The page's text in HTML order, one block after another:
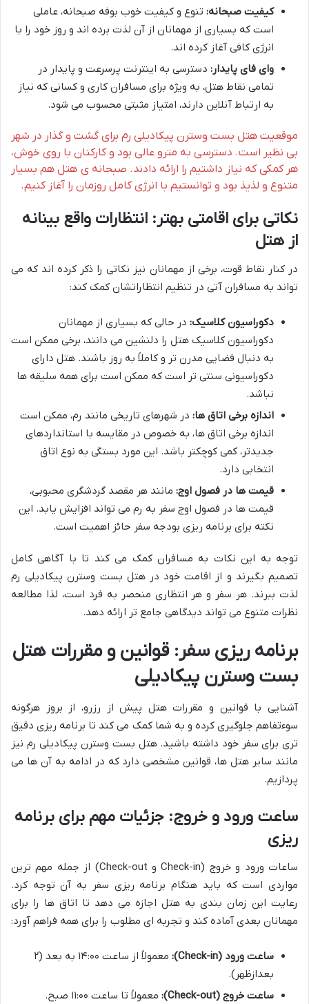
کیفیت صبحانه: تنوع و کیفیت خوب بوفه صبحانه، عاملی
است که بسیاری از مهمانان از آن لذت برده اند و روز خود را با
انرژی کافی آغاز کرده اند.
وای فای پایدار: دسترسی به اینترنت پرسرعت و پایدار در
تمامی نقاط هتل، به ویژه برای مسافران کاری و کسانی که نیاز
به ارتباط آنلاین دارند، امتیاز مثبتی محسوب می شود.
موقعیت هتل بست وسترن پیکادیلی رم برای گشت و گذار در شهر
بی نظیر است. دسترسی به مترو عالی بود و کارکنان با روی خوش،
هر کمکی که نیاز داشتیم را ارائه دادند. صبحانه ی هتل هم بسیار
متنوع و لذیذ بود و توانستیم با انرژی کامل روزمان را آغاز کنیم.
نکاتی برای اقامتی بهتر: انتظارات واقع بینانه
از هتل
در کنار نقاط قوت، برخی از مهمانان نیز نکاتی را ذکر کرده اند که می
تواند به مسافران آتی در تنظیم انتظاراتشان کمک کند:
دکوراسیون کلاسیک: در حالی که بسیاری از مهمانان
دکوراسیون کلاسیک هتل را دلنشین می دانند، برخی ممکن است
به دنبال فضایی مدرن تر و کاملاً به روز باشند. هتل دارای
دکوراسیونی سنتی تر است که ممکن است برای همه سلیقه ها
نباشد.
اندازه برخی اتاق ها: در شهرهای تاریخی مانند رم، ممکن است
اندازه برخی اتاق ها، به خصوص در مقایسه با استانداردهای
جدیدتر، کمی کوچکتر باشد. این مورد بستگی به نوع اتاق
انتخابی دارد.
قیمت ها در فصول اوج: مانند هر مقصد گردشگری محبوبی،
قیمت ها در فصول اوج سفر به رم می تواند افزایش یابد. این
نکته برای برنامه ریزی بودجه سفر حائز اهمیت است.
توجه به این نکات به مسافران کمک می کند تا با آگاهی کامل
تصمیم بگیرند و از اقامت خود در هتل بست وسترن پیکادیلی رم
لذت ببرند. هر سفر و هر انتظاری منحصر به فرد است، لذا مطالعه
نظرات متنوع می تواند دیدگاهی جامع تر ارائه دهد.
برنامه ریزی سفر: قوانین و مقررات هتل
بست وسترن پیکادیلی
آشنایی با قوانین و مقررات هتل پیش از رزرو، از بروز هرگونه
سوءتفاهم جلوگیری کرده و به شما کمک می کند تا برنامه ریزی دقیق
تری برای سفر خود داشته باشید. هتل بست وسترن پیکادیلی رم نیز
مانند سایر هتل ها، قوانین مشخصی دارد که در ادامه به آن ها می
پردازیم.
ساعت ورود و خروج: جزئیات مهم برای برنامه
ریزی
ساعات ورود و خروج (Check-in و Check-out) از جمله مهم ترین
مواردی است که باید هنگام برنامه ریزی سفر به آن توجه کرد.
رعایت این زمان بندی به هتل اجازه می دهد تا اتاق ها را برای
مهمانان بعدی آماده کند و تجربه ای مطلوب را برای همه فراهم آورد:
ساعت ورود (Check-in):
معمولاً از ساعت ۱۴:۰۰ به بعد (۲
بعدازظهر).
ساعت خروج (Check-out):
معمولاً تا ساعت ۱۱:۰۰ صبح.